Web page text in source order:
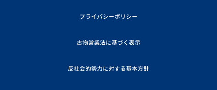
プライバシーポリシー
古物営業法に基づく表示
反社会的勢力に対する基本方針